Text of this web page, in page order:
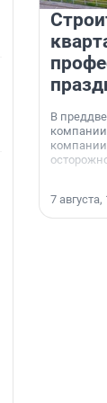
В
компании
7 августа,